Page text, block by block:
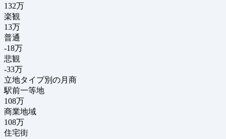
132万
楽観
13万
普通
-18万
悲観
-33万
立地タイプ別の月商
駅前一等地
108万
商業地域
108万
住宅街